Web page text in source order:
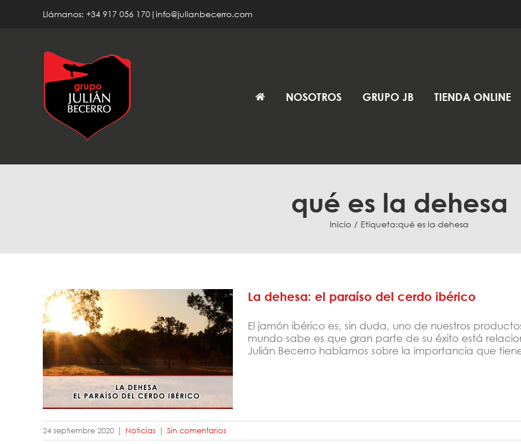
Llámanos: +34 917 056 170|info@julianbecerro.com
NOSOTROS GRUPO JB TIENDA ONLINE
qué es la dehesa
Inicio Etiqueta:qué es la dehesa
La dehesa: el paraíso del cerdo
ibérico
La dehesa: el paraíso del cerdo ibérico
El jamón ibérico es, sin duda, uno de nuestros
mundo sabe es que gran parte de su éxito está
Julián Becerro hablamos sobre la importancia que
24 septiembre 2020 | Noticias | Sin comentarios